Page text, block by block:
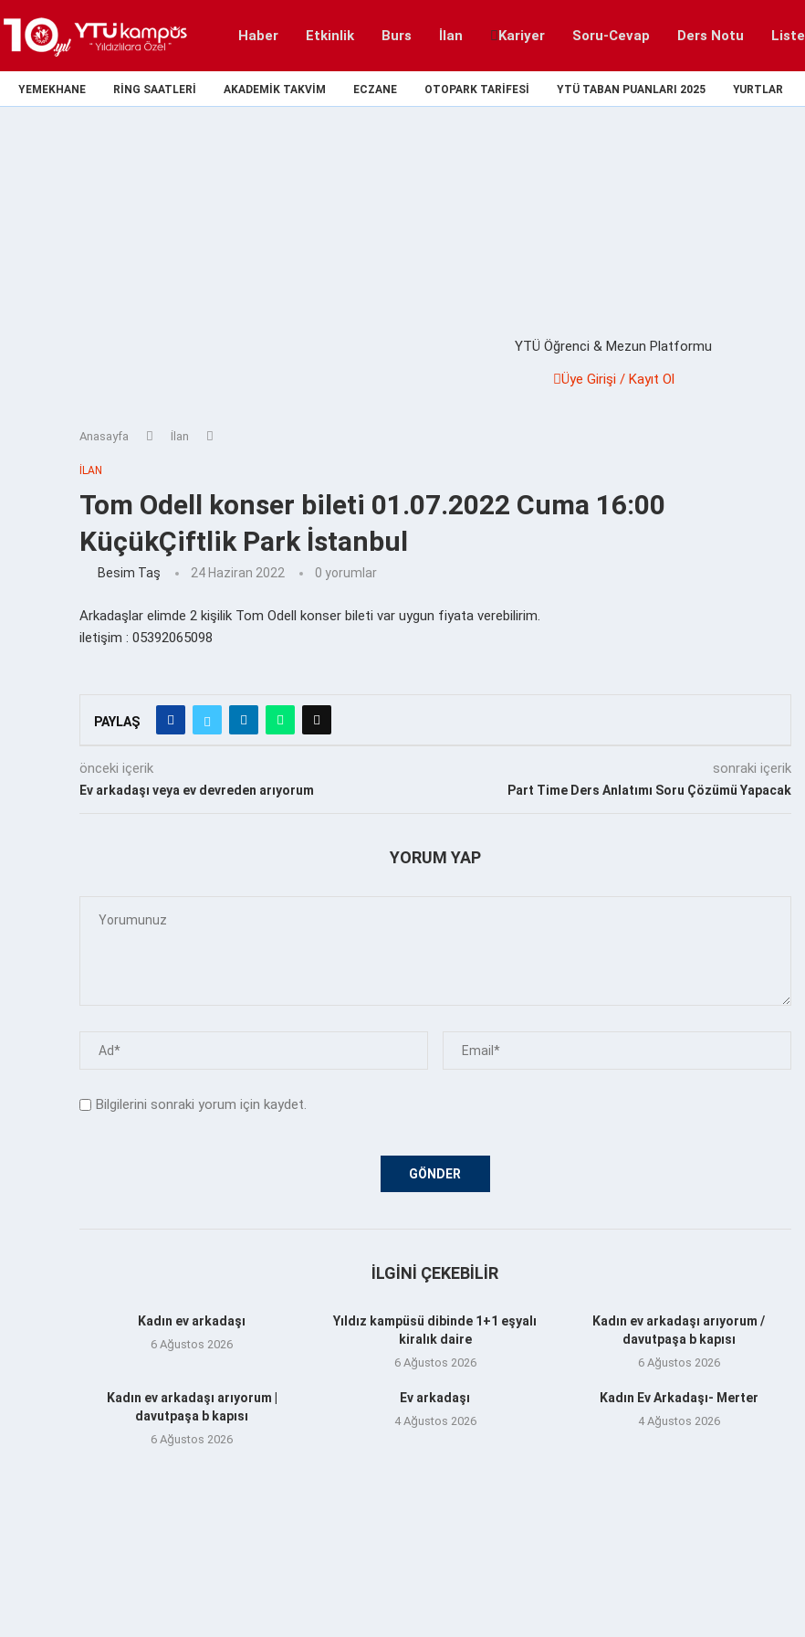
Haber Etkinlik Burs İlan Kariyer Soru-Cevap Ders Notu Liste
YEMEKHANE RING SAATLERI AKADEMIK TAKVIM ECZANE OTOPARK TARIFESI YTÜ TABAN PUANLARI 2025 YURTLAR
YTÜ Öğrenci & Mezun Platformu
Üye Girişi / Kayıt Ol
Anasayfa İlan
İLAN
Tom Odell konser bileti 01.07.2022 Cuma 16:00
KüçükÇiftlik Park İstanbul
Besim Taş 24 Haziran 2022 0 yorumlar
Arkadaşlar elimde 2 kişilik Tom Odell konser bileti var uygun fiyata verebilirim.
iletişim : 05392065098
PAYLAŞ
önceki içerik
Ev arkadaşı veya ev devreden arıyorum
sonraki içerik
Part Time Ders Anlatımı Soru Çözümü Yapacak
YORUM YAP
Bilgilerini sonraki yorum için kaydet.
İLGINI ÇEKEBILIR
Kadın ev arkadaşı
6 Ağustos 2026
Yıldız kampüsü dibinde 1+1 eşyalı
kiralık daire
6 Ağustos 2026
Kadın ev arkadaşı arıyorum /
davutpaşa b kapısı
6 Ağustos 2026
Kadın ev arkadaşı arıyorum |
davutpaşa b kapısı
6 Ağustos 2026
Ev arkadaşı
4 Ağustos 2026
Kadın Ev Arkadaşı- Merter
4 Ağustos 2026